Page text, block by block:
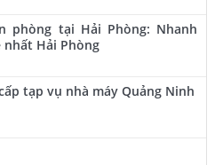
phòng tại Hải Phòng: Nhanh
nhất Hải Phòng
tạp vụ nhà máy Quảng Ninh